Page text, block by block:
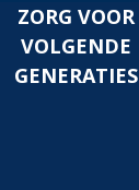
ZORG VOOR
VOLGENDE
GENERATIES